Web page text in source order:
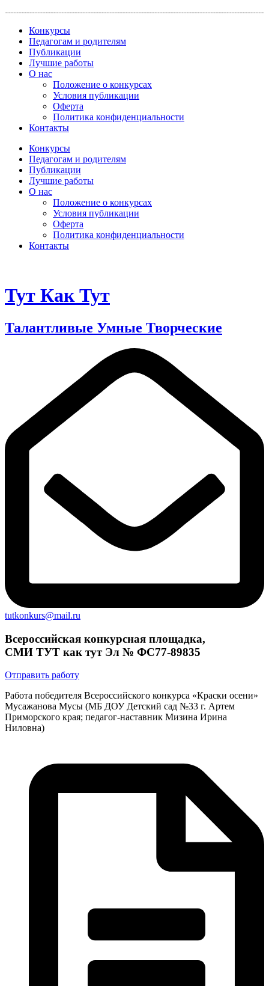
содержимому
Конкурсы
Педагогам и родителям
Публикации
Лучшие работы
О нас
Положение о конкурсах
Условия публикации
Оферта
Политика конфиденциальности
Контакты
Конкурсы
Педагогам и родителям
Публикации
Лучшие работы
О нас
Положение о конкурсах
Условия публикации
Оферта
Политика конфиденциальности
Контакты
Тут Как Тут
Талантливые Умные Творческие
tutkonkurs@mail.ru
Всероссийская конкурсная площадка,
СМИ ТУТ как тут Эл № ФС77-89835
Отправить работу
Работа победителя Всероссийского конкурса «Краски осени»
Мусажанова Мусы (МБ ДОУ Детский сад №33 г. Артем
Приморского края; педагог-наставник Мизина Ирина
Ниловна)